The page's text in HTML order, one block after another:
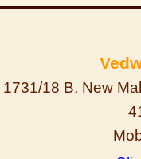
1731/18 B, New